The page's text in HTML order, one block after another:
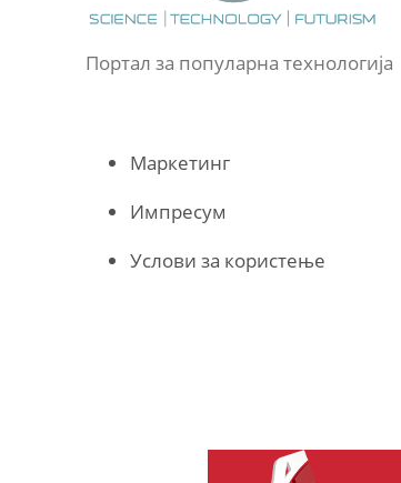
Портал за популарна технологија
Маркетинг
Импресум
Услови за користење